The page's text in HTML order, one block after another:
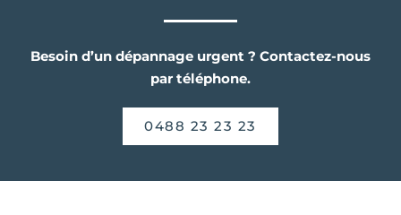
Besoin d’un dépannage urgent ? Contactez-nous
par téléphone.
0488 23 23 23